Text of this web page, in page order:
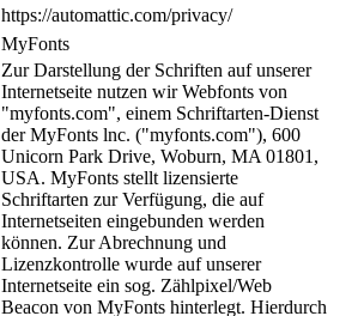
https://automattic.com/privacy/
MyFonts
Zur Darstellung der Schriften auf unserer
Internetseite nutzen wir Webfonts von
"myfonts.com", einem Schriftarten-Dienst
der MyFonts lnc. ("myfonts.com"), 600
Unicorn Park Drive, Woburn, MA 01801,
USA. MyFonts stellt lizensierte
Schriftarten zur Verfügung, die auf
Internetseiten eingebunden werden
können. Zur Abrechnung und
Lizenzkontrolle wurde auf unserer
Internetseite ein sog. Zählpixel/Web
Beacon von MyFonts hinterlegt. Hierdurch